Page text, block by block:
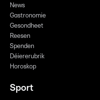
News
Gastronomie
Gesondheet
Reesen
Spenden
Déiererubrik
Horoskop
Sport